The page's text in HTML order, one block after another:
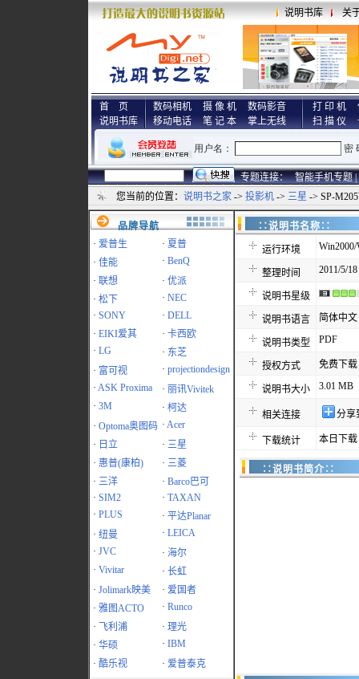
说明书库 关
首 页
说明书库
数码相机 摄 像 机
数码影音
移动电话
笔 记 本 掌上无线
打 印 机
扫 描 仪
专题连接： 智能手机专题 |
您当前的位置： 说明书之家 -> 投影机 -> 三星 -> SP-
品牌导航
· 爱普生 · 夏普
· 佳能 · BenQ
· 联想 · 优派
· 松下 · NEC
· SONY · DELL
· EIKI爱其 · 卡西欧
· LG · 东芝
· 富可视 · projectiondesign
· ASK Proxima · 丽讯Vivitek
· 3M · 柯达
· Optoma奥图码 · Acer
· 日立 · 三星
· 惠普(康柏) · 三菱
· 三洋 · Barco巴可
· SIM2 · TAXAN
· PLUS · 平达Planar
· 纽曼 · LEICA
· JVC · 海尔
· Vivitar · 长虹
· Jolimark映美 · 爱国者
· 雅图ACTO · Runco
·
飞利浦 · 理光
· 华硕 · IBM
· 酷乐视 · 爱普泰克
∷说明书名
运行环境
整理时间 2011/5/
说明书星级
说明书语言 简体中文
说明书类型 PDF
授权方式 免费下载
说明书大小 3.01 MB
相关连接 分享
下载统计 本日下
∷说明书简介∷